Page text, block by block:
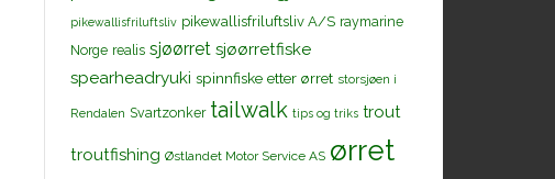
pikewallisfriluftsliv pikewallisfriluftsliv A/S raymarine
Norge realis sjøørret sjøørretfiske
spearheadryuki spinnfiske etter ørret storsjøen i
Rendalen Svartzonker tailwalk tips og triks trout
troutfishing Østlandet Motor Service AS ørret